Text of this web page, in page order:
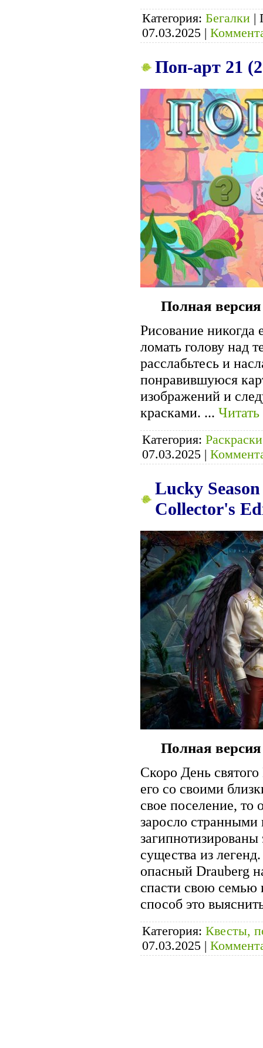
Категория: Бегалки |
07.03.2025 |
Поп-арт 21
Полная
Рисование
ломать голову над
расслабьтесь и
понравившуюся
изображений и
красками. ...
Категория: Раскраски
07.03.2025 |
Lucky
Collector's
Полная
Скоро День
его со своими
свое поселение, то
заросло
существа из
опасный Drauberg
спасти свою семью
способ это
Категория: Квесты,
07.03.2025 |